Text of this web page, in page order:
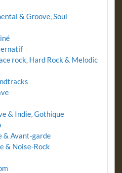
& Groove, Soul
rock, Hard Rock & Melodic
& Indie, Gothique
& Avant-garde
& Noise-Rock